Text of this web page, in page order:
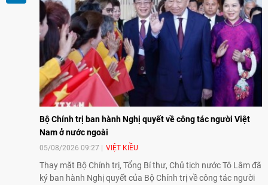
Nam.
Bộ Chính trị ban hành Nghị quyết về công tác người Việt
Nam ở nước ngoài
05/08/2026 09:27 VIỆT KIỀU
Thay mặt Bộ Chính trị, Tổng Bí thư, Chủ tịch nước Tô Lâm đã
ký ban hành Nghị quyết của Bộ Chính trị về công tác người